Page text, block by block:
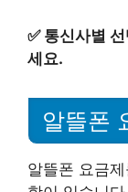
✅ 통신사별
세요.
알뜰폰
알뜰폰 요금